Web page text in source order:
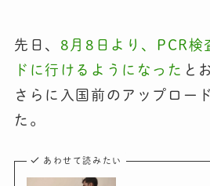
先日、 8月8日より、PCR検
ドに行けるようになった と
さらに入国前のアップロー
た。
あわせて読みたい